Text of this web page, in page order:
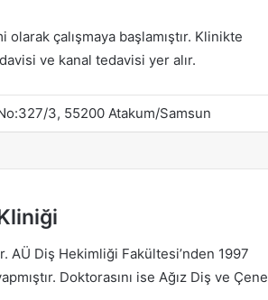
çalışmaya başlamıştır. Klinikte
ve kanal tedavisi yer alır.
3, 55200 Atakum/Samsun
AÜ Diş Hekimliği Fakültesi’nden 1997
Doktorasını ise Ağız Diş ve Çene